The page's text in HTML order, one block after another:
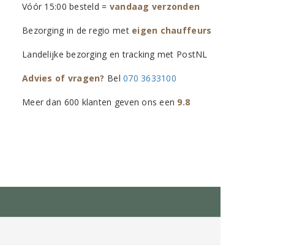
Vóór 15:00 besteld = vandaag verzonden
Bezorging in de regio met eigen chauffeurs
Landelijke bezorging en tracking met PostNL
Advies of vragen? Bel070 3633100
Meer dan 600 klanten geven ons een 9.8